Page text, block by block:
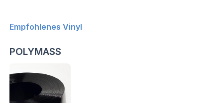
Empfohlenes Vinyl
POLYMASS